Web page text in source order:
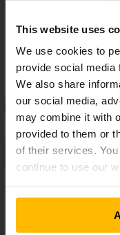
This website uses
We use cookies to
provide social media
We also share
our social media,
may combine it with
provided to them or
of their services.
continue to use our
vysokozdvižné vozíky
Vďaka špeciálnym
vždy k dispozícii, a to
používania. Na
vášho bežného dňa v